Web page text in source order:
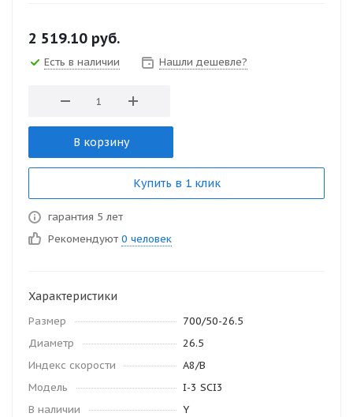
2 519.10 руб.
Есть в наличии Нашли дешевле?
В корзину
Купить в 1 клик
гарантия 5 лет
Рекомендуют 0 человек
Характеристики
Размер
700/50-26.5
Диаметр
26.5
Индекс скорости
A8/B
Модель
I-3 SCI3
В наличии
Y